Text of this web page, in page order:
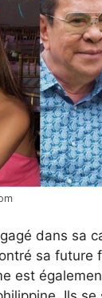
dans sa
sa future
est